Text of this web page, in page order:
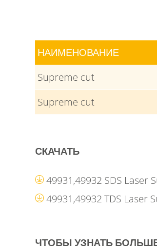
НАИМЕНОВАНИЕ
Supreme cut
Supreme cut
СКАЧАТЬ
49931,49932 SDS Laser
49931,49932 TDS Laser
ЧТОБЫ УЗНАТЬ